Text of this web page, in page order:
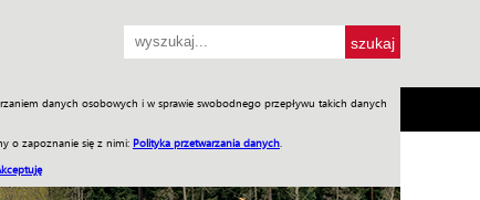
danych osobowych i w sprawie swobodnego przepływu takich danych
o zapoznanie się z nimi: Polityka przetwarzania danych
SKLEP Jednodniówki Praca w WIW